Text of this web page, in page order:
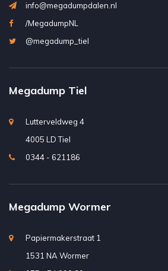
info@megadumpdalen.nl
/MegadumpNL
@megadump_tiel
Megadump Tiel
Lutterveldweg 4
4005 LD Tiel
0344 - 621186
Megadump Wormer
Papiermakerstraat 1
1531 NA Wormer